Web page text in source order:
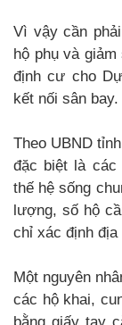
Vì vậy cần
hộ phụ và
định cư cho
kết nối sân bay.
Theo UBND
đặc biệt là
thế hệ sống
lượng, số hộ
chỉ xác định
Một nguyên
các hộ khai,